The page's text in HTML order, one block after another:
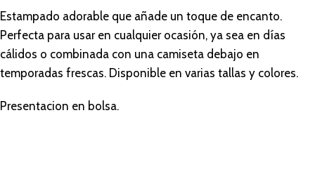
Estampado adorable que añade un toque de encanto.
Perfecta para usar en cualquier ocasión, ya sea en días
cálidos o combinada con una camiseta debajo en
temporadas frescas. Disponible en varias tallas y colores.
Presentacion en bolsa.